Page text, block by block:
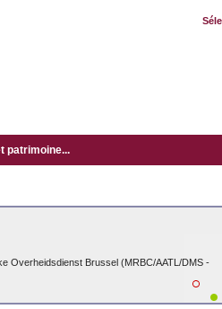
patrimoine...
Overheidsdienst Brussel (MRBC/AATL/DMS -